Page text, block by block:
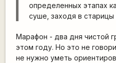
определенных этапах
суше, заходя в старицы
Марафон - два дня чистой
этом году. Но это не
не нужно уметь